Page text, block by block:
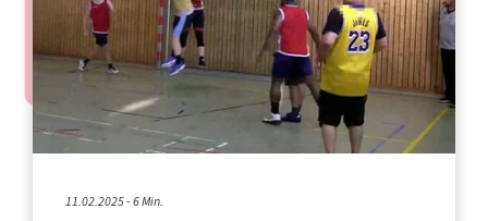
11.02.2025 - 6 Min.